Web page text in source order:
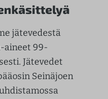
jätevedestä
aineet 99-
Jätevedet
Seinäjoen